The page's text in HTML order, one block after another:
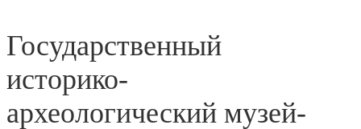
Государственный
историко-
археологический музей-